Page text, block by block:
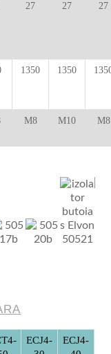
27 27 27
1350 1350
M8 M10 M8
ECJ4-
ECJ4-